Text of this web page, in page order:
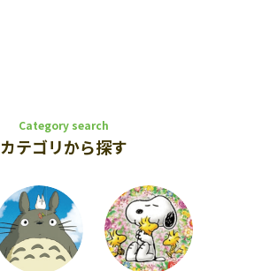
Category search
カテゴリから探す